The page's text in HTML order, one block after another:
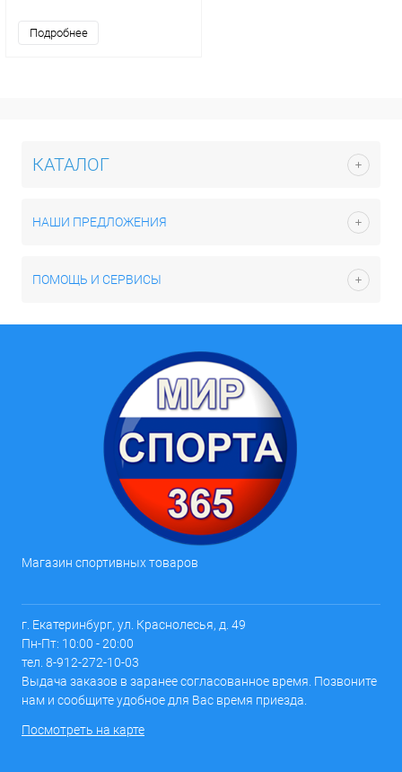
Подробнее
КАТАЛОГ
НАШИ ПРЕДЛОЖЕНИЯ
ПОМОЩЬ И СЕРВИСЫ
Магазин спортивных товаров
г. Екатеринбург, ул. Краснолесья, д. 49
Пн-Пт: 10:00 - 20:00
тел. 8-912-272-10-03
Выдача заказов в заранее согласованное время. Позвоните
нам и сообщите удобное для Вас время приезда.
Посмотреть на карте